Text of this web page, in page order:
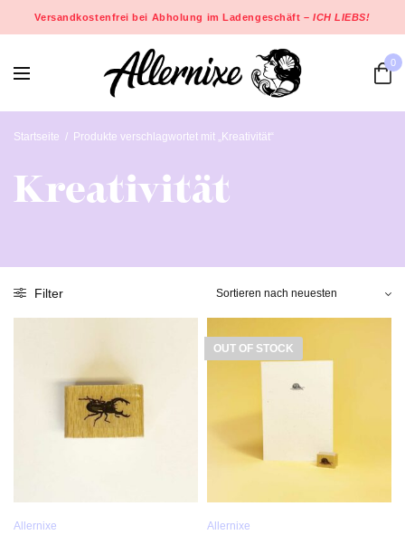
Versandkostenfrei bei Abholung im Ladengeschäft –ICH LIEBS!
0
Startseite / Produkte verschlagwortet mit „Kreativität“
Kreativität
Filter
Allernixe
OUT OF STOCK
Allernixe